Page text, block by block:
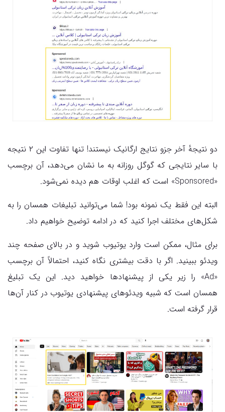
دو نتیجهٔ آخر جزو نتایج ارگانیک نیستند!‌ تنها تفاوت این ۲ نتیجه
با سایر نتایجی که گوگل روزانه به ما نشان می‌دهد، آن برچسب
«Sponsored» است که اغلب اوقات هم دیده نمی‌شود.
البته این فقط یک نمونه بود!‌ شما می‌توانید تبلیغات همسان را به
شکل‌های مختلف اجرا کنید که در ادامه توضیح خواهیم داد.
برای مثال، ممکن است وارد یوتیوب شوید و در بالای صفحه چند
ویدئو ببینید. اگر با دقت بیشتری نگاه کنید، احتمالاً آن برچسب
«Ad» را زیر یکی از پیشنهادها خواهید دید. این یک تبلیغ
همسان است که شبیه ویدئوهای پیشنهادی یوتیوب در کنار آن‌ها
قرار گرفته است.